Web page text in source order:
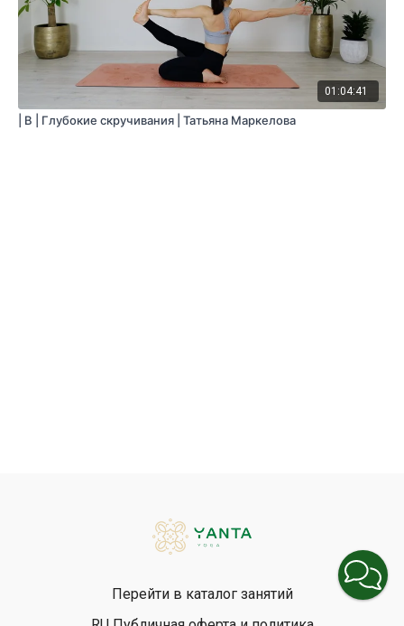
01:04:41
| B | Глубокие скручивания | Татьяна Маркелова
Перейти в каталог занятий